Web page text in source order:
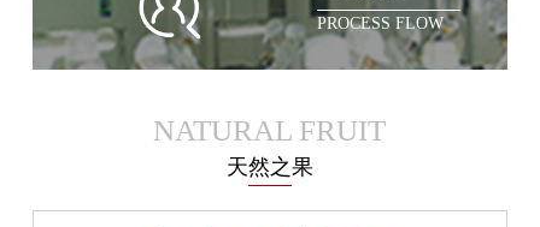
PROCESS FLOW
NATURAL FRUIT
天然之果